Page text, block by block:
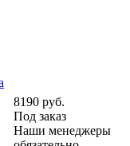
8190 руб.
Под заказ
Наши менеджеры